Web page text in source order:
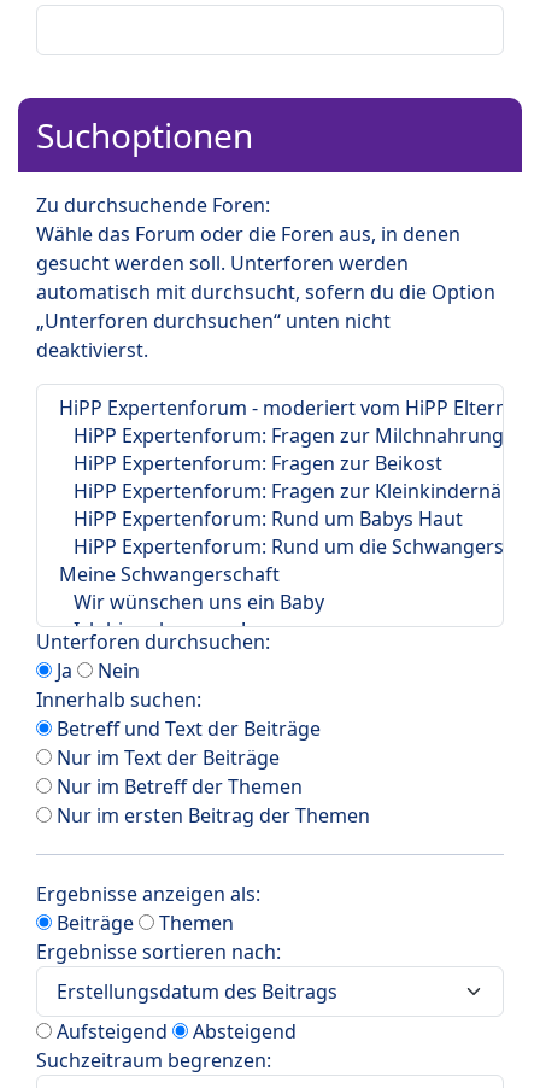
Suchoptionen
Zu durchsuchende Foren:
Wähle das Forum oder die Foren aus, in denen
gesucht werden soll. Unterforen werden
automatisch mit durchsucht, sofern du die Option
„Unterforen durchsuchen“ unten nicht
deaktivierst.
Unterforen durchsuchen:
Ja
Nein
Innerhalb suchen:
Betreff und Text der Beiträge
Nur im Text der Beiträge
Nur im Betreff der Themen
Nur im ersten Beitrag der Themen
Ergebnisse anzeigen als:
Beiträge
Themen
Ergebnisse sortieren nach:
Aufsteigend
Absteigend
Suchzeitraum begrenzen: